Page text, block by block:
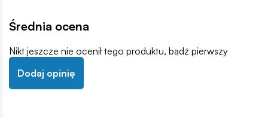
Średnia ocena
Nikt jeszcze nie ocenił tego produktu, bądź pierwszy
Dodaj opinię